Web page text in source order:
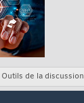
Outils de la discussion